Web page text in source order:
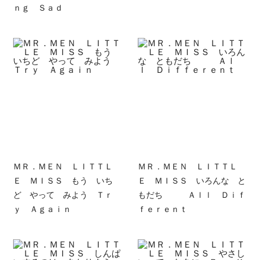
ｎｇ Ｓａｄ
ＭＲ．ＭＥＮ ＬＩＴＴＬ
Ｅ ＭＩＳＳ もう いち
ど やって みよう Ｔｒ
ｙ Ａｇａｉｎ
ＭＲ．ＭＥＮ ＬＩＴＴＬ
Ｅ ＭＩＳＳ いろんな と
もだち Ａｌｌ Ｄｉｆ
ｆｅｒｅｎｔ